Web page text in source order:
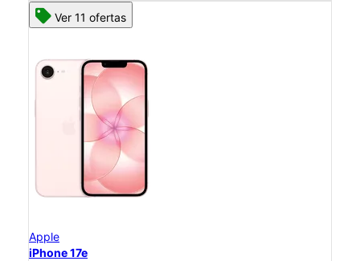
Ver 11 ofertas
Apple
iPhone 17e